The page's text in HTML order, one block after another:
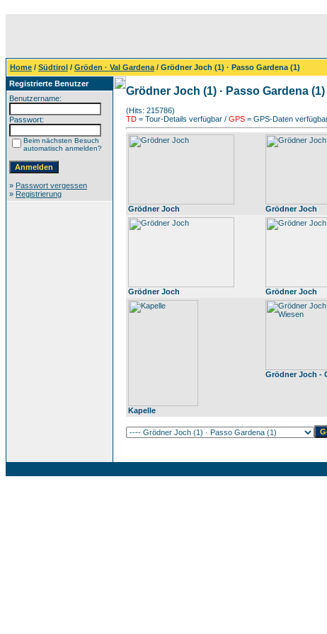
Home / Südtirol / Gröden · Val Gardena / Grödner Joch (1) · Passo Gardena (1)
Registrierte Benutzer
Benutzername:
Passwort:
Beim nächsten Besuch
automatisch anmelden?
» Passwort vergessen
» Registrierung
Grödner Joch (1) · Passo Gardena (1)
(Hits: 215786)
TD = Tour-Details verfügbar / GPS = GPS-Daten
Grödner Joch Grödner Joch
Grödner Joch Grödner Joch
Kapelle
Grödner Joch -